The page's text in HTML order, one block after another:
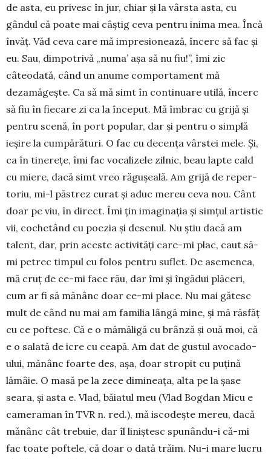
de as­ta, eu privesc în jur, chiar şi la vârsta asta, cu
gândul că poate mai câştig ceva pentru inima mea. Încă
învăţ. Văd ceva care mă impre­sionează, încerc să fac şi
eu. Sau, dimpotrivă „numa’ aşa să nu fiu!”, îmi zic
câteodată, când un anume comportament mă
dezamăgeşte. Ca să mă simt în continuare utilă, încerc
să fiu în fiecare zi ca la înce­put. Mă îmbrac cu grijă și
pen­tru scenă, în port popular, dar şi pentru o simplă
ieşire la cum­părături. O fac cu decenţa vârstei mele. Și,
ca în tinereţe, îmi fac vocalizele zilnic, beau lapte cald
cu miere, dacă simt vreo răguşeală. Am grijă de re­per­
toriu, mi-l păstrez curat şi aduc mereu ceva nou. Cânt
doar pe viu, în direct. Îmi ţin imaginaţia şi simţul artistic
vii, cochetând cu poezia şi dese­nul. Nu ştiu dacă am
talent, dar, prin aceste activităţi care-mi plac, caut să-
mi petrec timpul cu folos pentru suflet. De asemenea,
mă cruţ de ce-mi face rău, dar îmi şi îngădui plăceri,
cum ar fi să mănânc doar ce-mi place. Nu mai gătesc
mult de când nu mai am familia lângă mine, şi mă răsfăţ
cu ce pof­tesc. Că e o mămăligă cu brânză şi ouă moi, că
e o salată de icre cu ceapă. Am dat de gustul avoca­do­
ului, mă­nânc foarte des, aşa, doar stropit cu puţină
lămâie. O masă pe la zece dimineaţa, alta pe la şase
seara, şi asta e. Vlad, băiatul meu (Vlad Bogdan Micu e
cameraman în TVR n. red.), mă iscodeşte mereu, dacă
mănânc cât trebuie, dar îl liniştesc spunându-i că-mi
fac toate poftele, că doar o dată trăim. Nu-i mare lucru